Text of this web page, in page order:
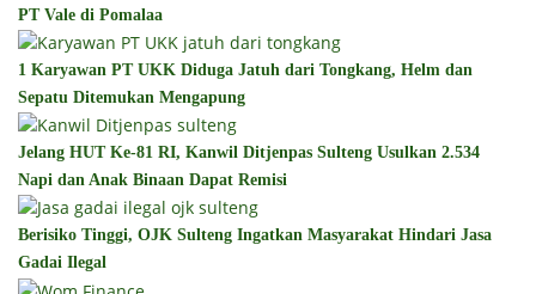
PT Vale di Pomalaa
1 Karyawan PT UKK Diduga Jatuh dari Tongkang, Helm dan
Sepatu Ditemukan Mengapung
Jelang HUT Ke-81 RI, Kanwil Ditjenpas Sulteng Usulkan 2.534
Napi dan Anak Binaan Dapat Remisi
Berisiko Tinggi, OJK Sulteng Ingatkan Masyarakat Hindari Jasa
Gadai Ilegal